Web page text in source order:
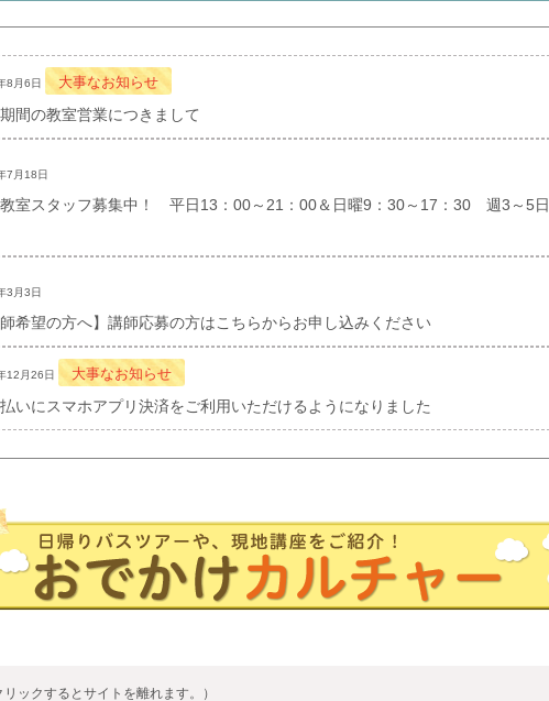
8月6日 大事なお知らせ
間の教室営業につきまして
7月18日
室スタッフ募集中！ 平日13：00～21：00＆日曜9：30～17：30 週3～5日
3月3日
師希望の方へ】講師応募の方はこちらからお申し込みください
12月26日 大事なお知らせ
いにスマホアプリ決済をご利用いただけるようになりました
リックするとサイトを離れます。）